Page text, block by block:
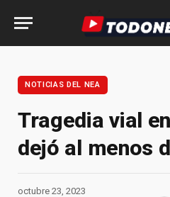
NOTICIAS DEL NEA
Tragedia vial
dejó al menos
octubre 23, 2023